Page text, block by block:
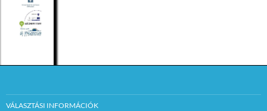
VÁLASZTÁSI INFORMÁCIÓK